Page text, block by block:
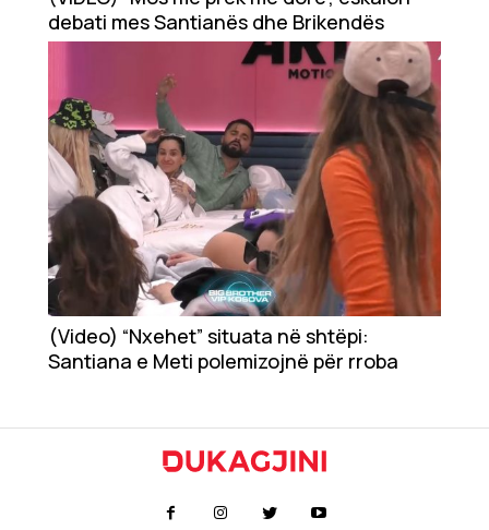
debati mes Santianës dhe Brikendës
(Video) “Nxehet” situata në shtëpi:
Santiana e Meti polemizojnë për rroba